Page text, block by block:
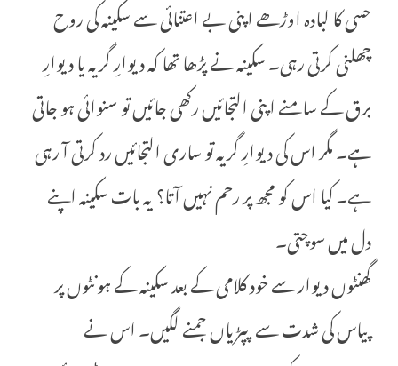
حسی کا لبادہ اوڑھے اپنی بے اعتنائی سے سکینہ کی روح
چھلنی کرتی رہی۔ سکینہ نے پڑھا تھا کہ دیوارِ گریہ یا دیوارِ
برق کے سامنے اپنی التجائیں رکھی جائیں تو سنوائی ہو جاتی
ہے۔ مگر اس کی دیوارِ گریہ تو ساری التجائیں رد کرتی آ رہی
ہے۔ کیا اس کو مجھ پر رحم نہیں آتا؟ یہ بات سکینہ اپنے
دل میں سوچتی۔
گھنٹوں دیوار سے خود کلامی کے بعد سکینہ کے ہونٹوں پر
پیاس کی شدت سے پپڑیاں جمنے لگیں۔ اس نے